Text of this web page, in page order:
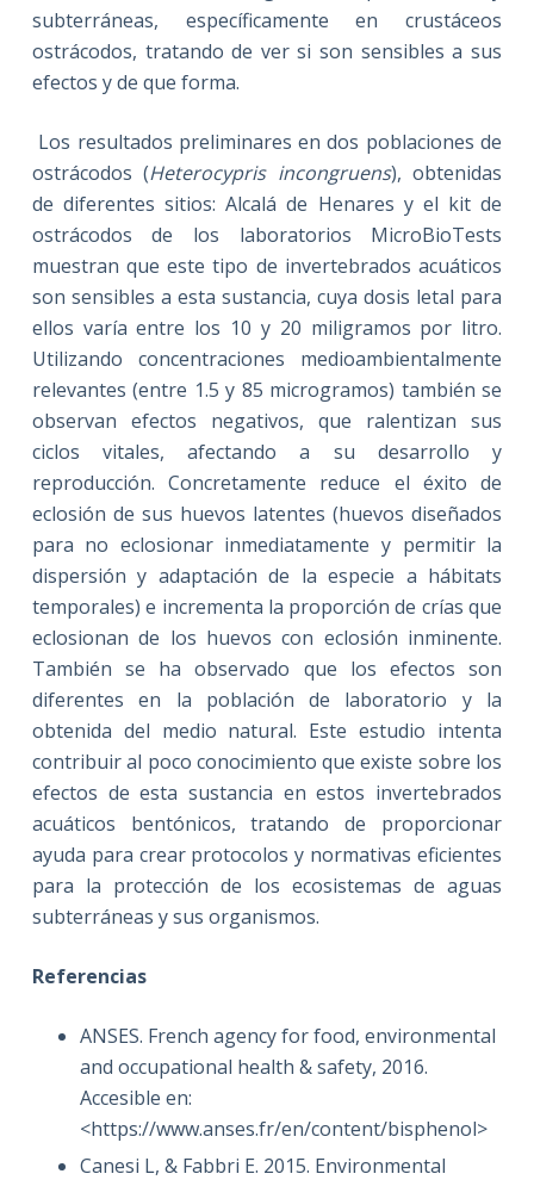
subterráneas, específicamente en crustáceos
ostrácodos, tratando de ver si son sensibles a sus
efectos y de que forma.
Los resultados preliminares en dos poblaciones de
ostrácodos (Heterocypris incongruens), obtenidas
de diferentes sitios: Alcalá de Henares y el kit de
ostrácodos de los laboratorios MicroBioTests
muestran que este tipo de invertebrados acuáticos
son sensibles a esta sustancia, cuya dosis letal para
ellos varía entre los 10 y 20 miligramos por litro.
Utilizando concentraciones medioambientalmente
relevantes (entre 1.5 y 85 microgramos) también se
observan efectos negativos, que ralentizan sus
ciclos vitales, afectando a su desarrollo y
reproducción. Concretamente reduce el éxito de
eclosión de sus huevos latentes (huevos diseñados
para no eclosionar inmediatamente y permitir la
dispersión y adaptación de la especie a hábitats
temporales) e incrementa la proporción de crías que
eclosionan de los huevos con eclosión inminente.
También se ha observado que los efectos son
diferentes en la población de laboratorio y la
obtenida del medio natural. Este estudio intenta
contribuir al poco conocimiento que existe sobre los
efectos de esta sustancia en estos invertebrados
acuáticos bentónicos, tratando de proporcionar
ayuda para crear protocolos y normativas eficientes
para la protección de los ecosistemas de aguas
subterráneas y sus organismos.
Referencias
ANSES. French agency for food, environmental
and occupational health & safety, 2016.
Accesible en:
<https://www.anses.fr/en/content/bisphenol>
Canesi L, & Fabbri E. 2015. Environmental